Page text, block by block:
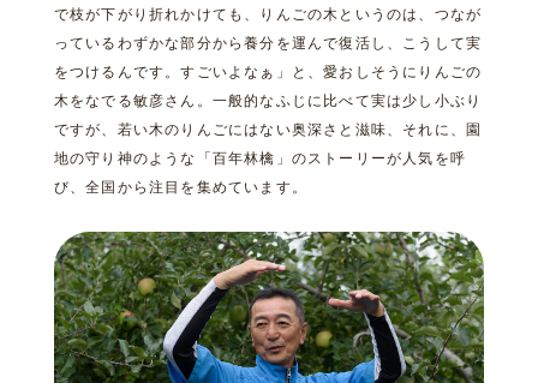
で枝が下がり折れかけても、りんごの木というのは、つなが
っているわずかな部分から養分を運んで復活し、こうして実
をつけるんです。すごいよなぁ」と、愛おしそうにりんごの
木をなでる敏彦さん。一般的なふじに比べて実は少し小ぶり
ですが、若い木のりんごにはない奥深さと滋味、それに、園
地の守り神のような「百年林檎」のストーリーが人気を呼
び、全国から注目を集めています。